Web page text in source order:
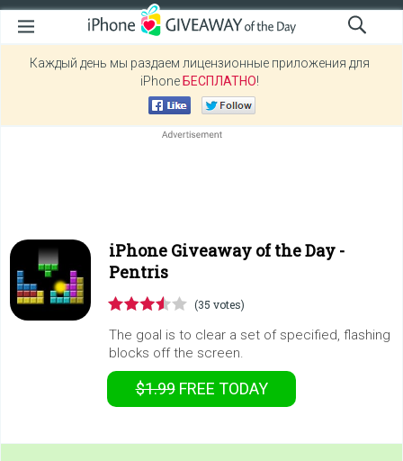
Каждый день мы раздаем лицензионные приложения для
iPhone БЕСПЛАТНО!
iPhone Giveaway of the Day -
Pentris
(35 votes)
The goal is to clear a set of specified, flashing
blocks off the screen.
$1.99 FREE TODAY